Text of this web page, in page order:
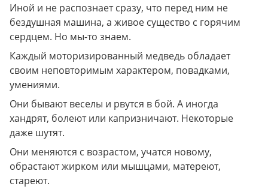
Иной и не распознает сразу, что перед ним не
бездушная машина, а живое существо с горячим
сердцем. Но мы-то знаем.
Каждый моторизированный медведь обладает
своим неповторимым характером, повадками,
умениями.
Они бывают веселы и рвутся в бой. А иногда
хандрят, болеют или капризничают. Некоторые
даже шутят.
Они меняются с возрастом, учатся новому,
обрастают жирком или мышцами, матереют,
стареют.